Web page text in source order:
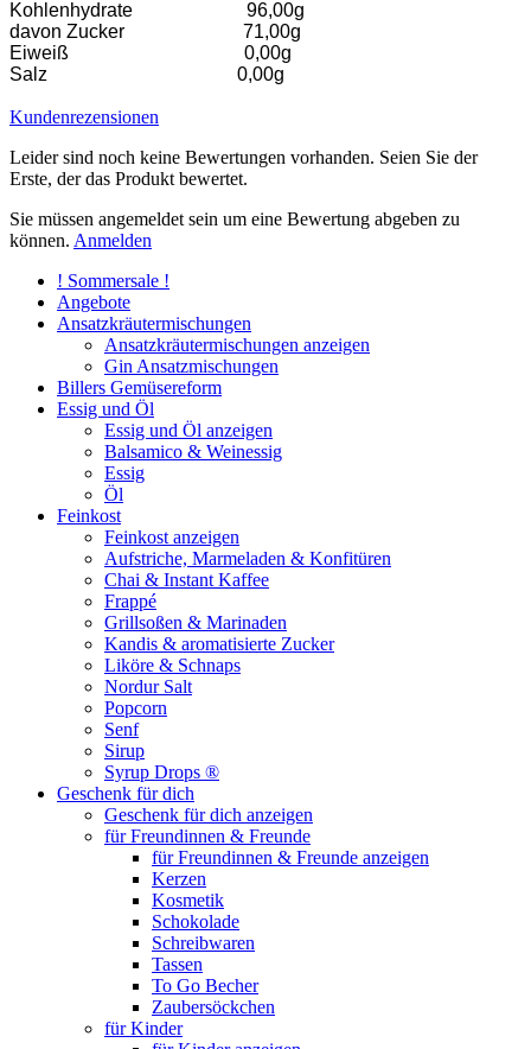
Kohlenhydrate 96,00g
davon Zucker 71,00g
Eiweiß 0,00g
Salz 0,00g
Kundenrezensionen
Leider sind noch keine Bewertungen vorhanden. Seien Sie der
Erste, der das Produkt bewertet.
Sie müssen angemeldet sein um eine Bewertung abgeben zu
können. Anmelden
! Sommersale !
Angebote
Ansatzkräutermischungen
Ansatzkräutermischungen anzeigen
Gin Ansatzmischungen
Billers Gemüsereform
Essig und Öl
Essig und Öl anzeigen
Balsamico & Weinessig
Essig
Öl
Feinkost
Feinkost anzeigen
Aufstriche, Marmeladen & Konfitüren
Chai & Instant Kaffee
Frappé
Grillsoßen & Marinaden
Kandis & aromatisierte Zucker
Liköre & Schnaps
Nordur Salt
Popcorn
Senf
Sirup
Syrup Drops ®
Geschenk für dich
Geschenk für dich anzeigen
für Freundinnen & Freunde
für Freundinnen & Freunde anzeigen
Kerzen
Kosmetik
Schokolade
Schreibwaren
Tassen
To Go Becher
Zaubersöckchen
für Kinder